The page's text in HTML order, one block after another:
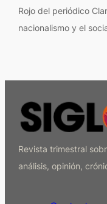
Rojo del periódico
nacionalismo y el
Revista trimestral
análisis, opinión,